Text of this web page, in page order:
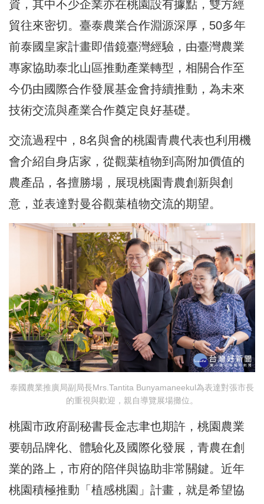
資，其中不少企業亦在桃園設有據點，雙方經
貿往來密切。臺泰農業合作淵源深厚，50多年
前泰國皇家計畫即借鏡臺灣經驗，由臺灣農業
專家協助泰北山區推動產業轉型，相關合作至
今仍由國際合作發展基金會持續推動，為未來
技術交流與產業合作奠定良好基礎。
交流過程中，8名與會的桃園青農代表也利用機
會介紹自身店家，從觀葉植物到高附加價值的
農產品，各擅勝場，展現桃園青農創新與創
意，並表達對曼谷觀葉植物交流的期望。
泰國農業推廣局副局長Mrs.Tantita Bunyamaneekul為表達對張市長
的重視與歡迎，親自導覽展場攤位。
桃園市政府副秘書長金志聿也期許，桃園農業
要朝品牌化、體驗化及國際化發展，青農在創
業的路上，市府的陪伴與協助非常關鍵。近年
桃園積極推動「植感桃園」計畫，就是希望協